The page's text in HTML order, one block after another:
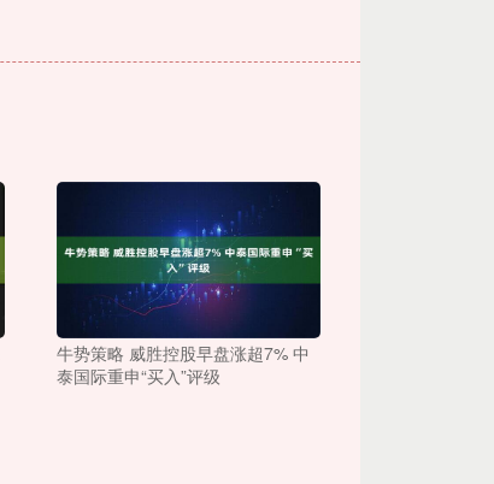
牛势策略 威胜控股早盘涨超7% 中
泰国际重申“买入”评级